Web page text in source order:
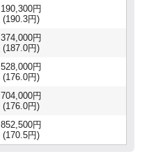
190,300円
(190.3円)
374,000円
(187.0円)
528,000円
(176.0円)
704,000円
(176.0円)
852,500円
(170.5円)